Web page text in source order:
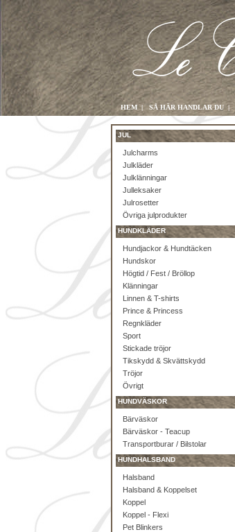
HEM |SÅ HÄR HANDLAR DU |
JUL
Julcharms
Julkläder
Julklänningar
Julleksaker
Julrosetter
Övriga julprodukter
HUNDKLÄDER
Hundjackor & Hundtäcken
Hundskor
Högtid / Fest / Bröllop
Klänningar
Linnen & T-shirts
Prince & Princess
Regnkläder
Sport
Stickade tröjor
Tikskydd & Skvättskydd
Tröjor
Övrigt
HUNDVÄSKOR
Bärväskor
Bärväskor - Teacup
Transportburar / Bilstolar
HUNDHALSBAND
Halsband
Halsband & Koppelset
Koppel
Koppel - Flexi
Pet Blinkers